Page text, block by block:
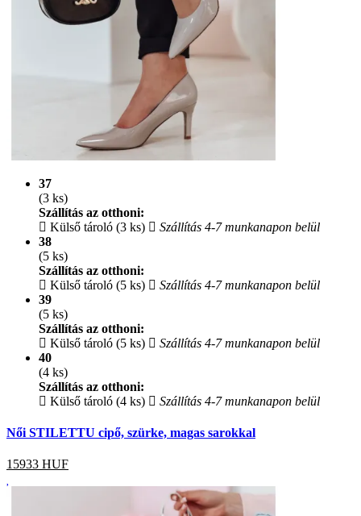
37
(3 ks)
Szállítás az otthoni:
Külső tároló (3 ks)
Szállítás 4-7 munkanapon belül
38
(5 ks)
Szállítás az otthoni:
Külső tároló (5 ks)
Szállítás 4-7 munkanapon belül
39
(5 ks)
Szállítás az otthoni:
Külső tároló (5 ks)
Szállítás 4-7 munkanapon belül
40
(4 ks)
Szállítás az otthoni:
Külső tároló (4 ks)
Szállítás 4-7 munkanapon belül
Női STILETTU cipő, szürke, magas sarokkal
15933 HUF